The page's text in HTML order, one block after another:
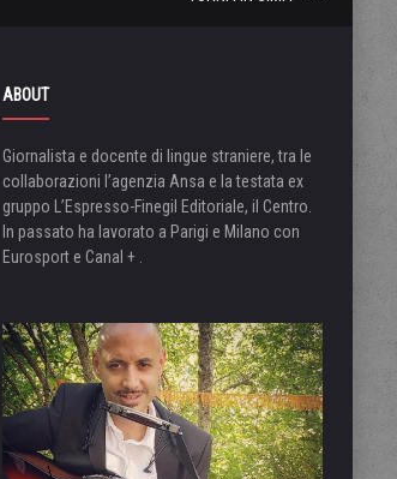
ABOUT
Giornalista e docente di lingue straniere, tra le
collaborazioni l’agenzia Ansa e la testata ex
gruppo L’Espresso-Finegil Editoriale, il Centro.
In passato ha lavorato a Parigi e Milano con
Eurosport e Canal + .